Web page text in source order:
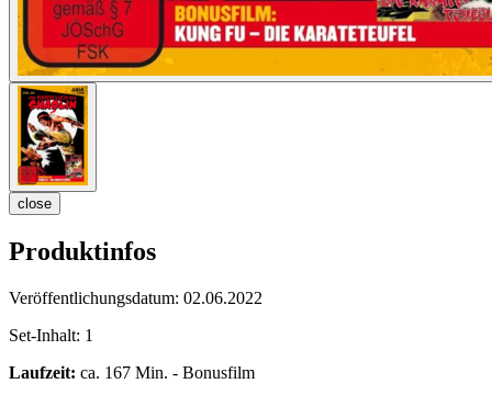
close
Produktinfos
Veröffentlichungsdatum: 02.06.2022
Set-Inhalt: 1
Laufzeit: ca. 167 Min. - Bonusfilm